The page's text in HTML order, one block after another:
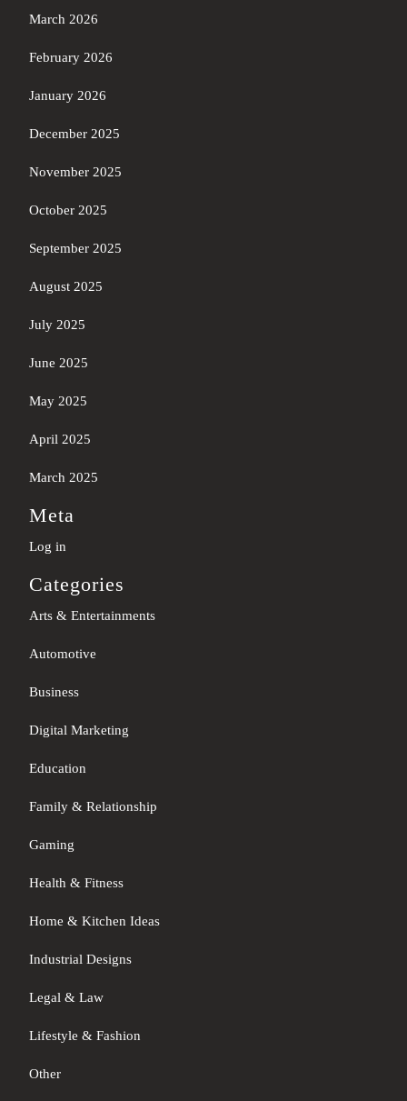
March 2026
February 2026
January 2026
December 2025
November 2025
October 2025
September 2025
August 2025
July 2025
June 2025
May 2025
April 2025
March 2025
Meta
Log in
Categories
Arts & Entertainments
Automotive
Business
Digital Marketing
Education
Family & Relationship
Gaming
Health & Fitness
Home & Kitchen Ideas
Industrial Designs
Legal & Law
Lifestyle & Fashion
Other